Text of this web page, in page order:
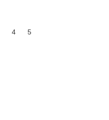
4 5